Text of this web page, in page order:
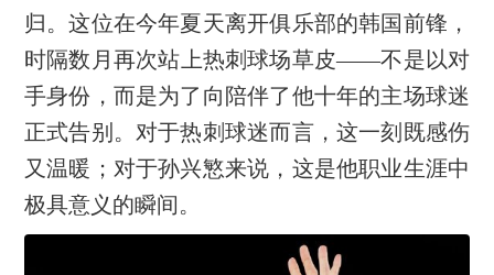
归。这位在今年夏天离开俱乐部的韩国前锋，
时隔数月再次站上热刺球场草皮——不是以对
手身份，而是为了向陪伴了他十年的主场球迷
正式告别。对于热刺球迷而言，这一刻既感伤
又温暖；对于孙兴慜来说，这是他职业生涯中
极具意义的瞬间。